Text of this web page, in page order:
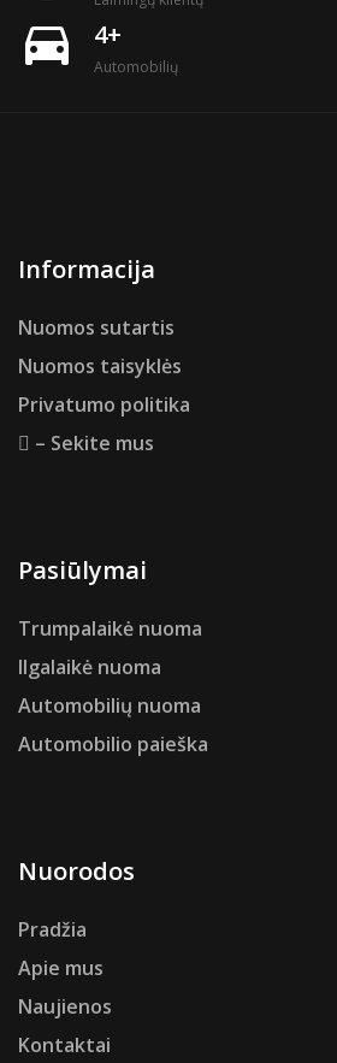
directions_car 4+
Automobilių
Informacija
Nuomos sutartis
Nuomos taisyklės
Privatumo politika
– Sekite mus
Pasiūlymai
Trumpalaikė nuoma
Ilgalaikė nuoma
Automobilių nuoma
Automobilio paieška
Nuorodos
Pradžia
Apie mus
Naujienos
Kontaktai